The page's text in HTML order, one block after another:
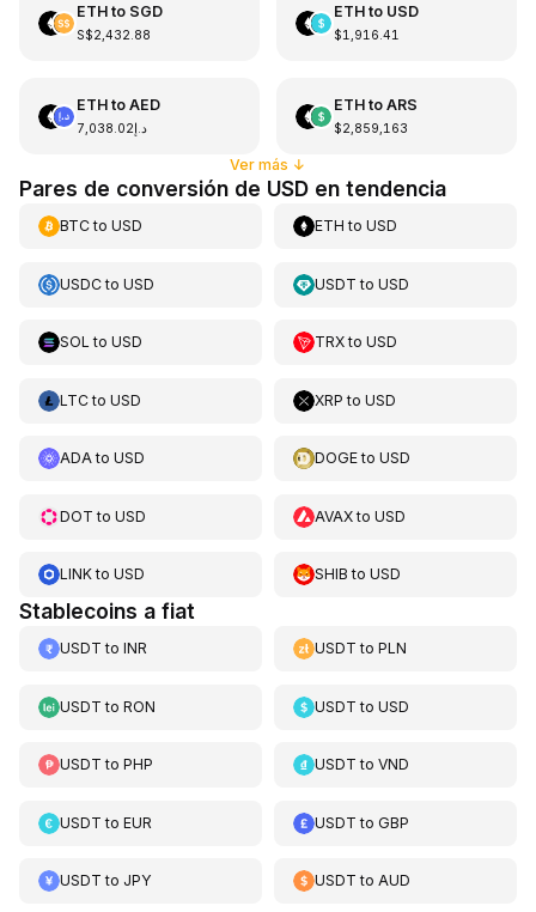
ETHto SGD
S$2,432.88
ETHto USD
$1,916.41
ETHto AED
د.إ7,038.02
ETHto ARS
$2,859,163
Ver más ↓
Pares de conversión de USD en tendencia
BTCto USD ETH toUSD
USDCto USD USDT toUSD
SOL to USD TRXtoUSD
LTCto USD XRP toUSD
ADAto USD DOGEtoUSD
DOT to USD AVAXtoUSD
LINKto USD SHIB toUSD
Stablecoins a fiat
USDT to INR USDT toPLN
USDT to RON USDT toUSD
USDT to PHP USDT toVND
USDT to EUR USDT toGBP
USDT to JPY USDT toAUD